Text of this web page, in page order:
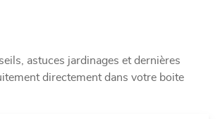
astuces jardinages et dernières
directement dans votre boite